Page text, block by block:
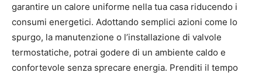
garantire un calore uniforme nella tua casa riducendo i
consumi energetici. Adottando semplici azioni come lo
spurgo, la manutenzione o l’installazione di valvole
termostatiche, potrai godere di un ambiente caldo e
confortevole senza sprecare energia. Prenditi il ​​tempo